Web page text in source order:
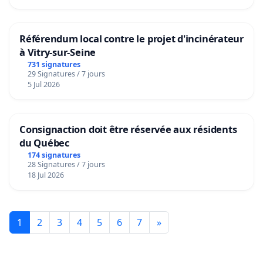
Référendum local contre le projet d'incinérateur
à Vitry-sur-Seine
731 signatures
29 Signatures / 7 jours
5 Jul 2026
Consignaction doit être réservée aux résidents
du Québec
174 signatures
28 Signatures / 7 jours
18 Jul 2026
1 2 3 4 5 6 7 »